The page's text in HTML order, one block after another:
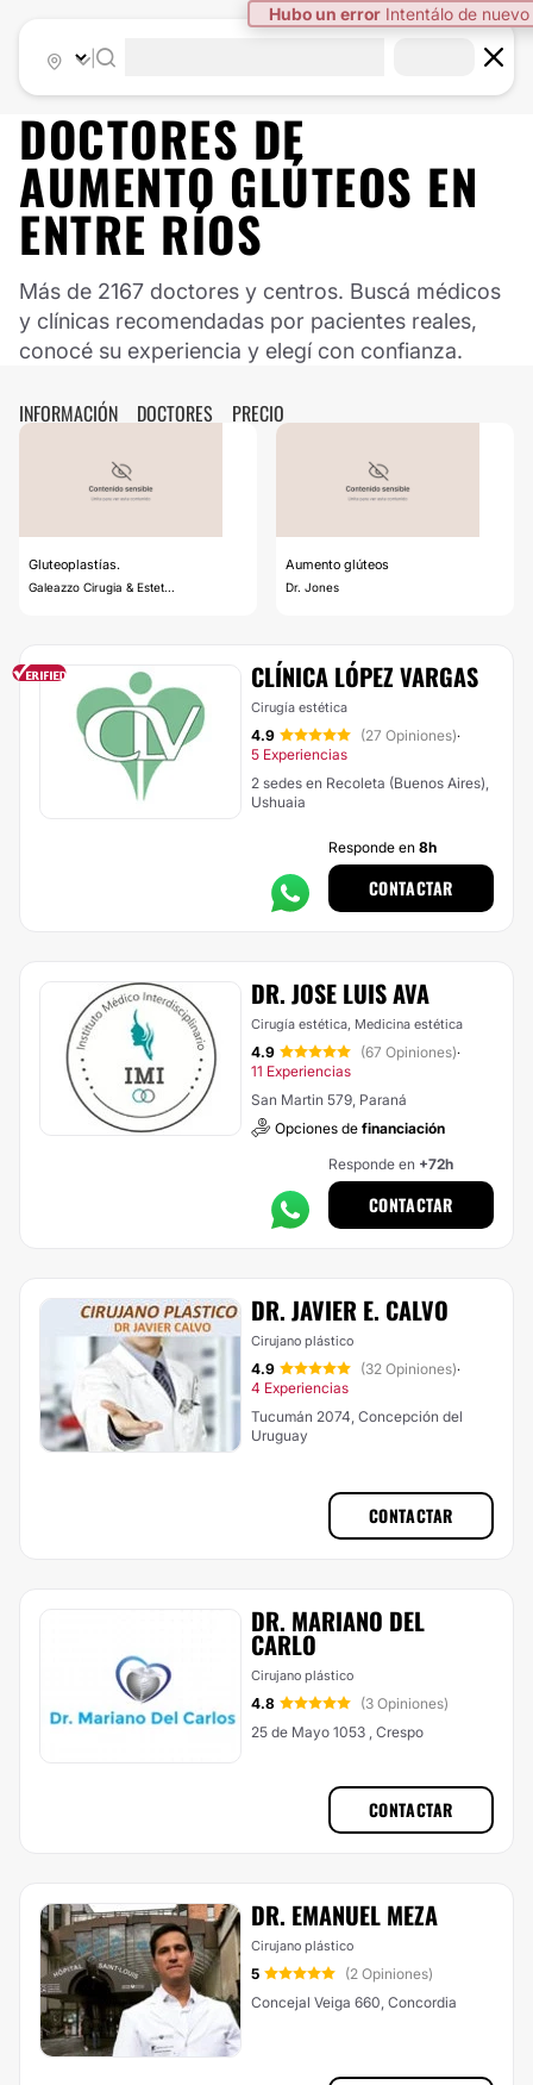
Hubo un error Intentálo de nuevo
DOCTORES DE
AUMENTO GLÚTEOS EN
ENTRE RÍOS
Más de 2167 doctores y centros. Buscá médicos
y clínicas recomendadas por pacientes reales,
conocé su experiencia y elegí con confianza.
INFORMACIÓN DOCTORES PRECIO
Gluteoplastías.
Galeazzo Cirugia & Estet...
Aumento glúteos
Dr. Jones
CLÍNICA LÓPEZ VARGAS
Cirugía estética
4.9 (27 Opiniones)·
5 Experiencias
2 sedes en Recoleta (Buenos Aires),
Ushuaia
Responde en 8h
CONTACTAR
DR. JOSE LUIS AVA
Cirugía estética, Medicina estética
4.9 (67 Opiniones)·
11 Experiencias
San Martin 579, Paraná
Opciones de financiación
Responde en +72h
CONTACTAR
DR. JAVIER E. CALVO
Cirujano plástico
4.9 (32 Opiniones)·
4 Experiencias
Tucumán 2074, Concepción del
Uruguay
CONTACTAR
DR. MARIANO DEL
CARLO
Cirujano plástico
4.8
(3 Opiniones)
25 de Mayo 1053 , Crespo
CONTACTAR
DR. EMANUEL MEZA
Cirujano plástico
5
(2 Opiniones)
Concejal Veiga 660, Concordia